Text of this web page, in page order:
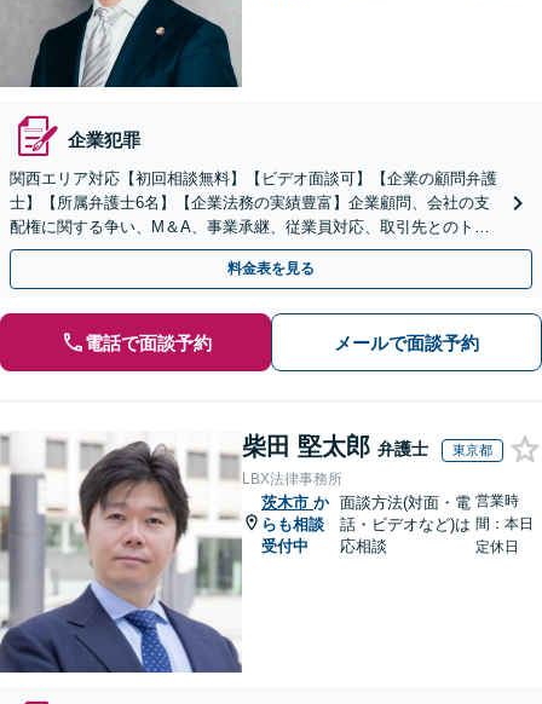
企業犯罪
関西エリア対応【初回相談無料】【ビデオ面談可】【企業の顧問弁護
士】【所属弁護士6名】【企業法務の実績豊富】企業顧問、会社の支
配権に関する争い、M＆A、事業承継、従業員対応、取引先とのトラ
ブル、債権回収等につき豊富な対応実績
料金表を見る
電話で面談予約 メールで面談予約
柴田 堅太郎 弁護士 東京都
LBX法律事務所
茨木市 か
らも相談
受付中
面談方法(対面・電
話・ビデオなど)は
応相談
営業時
間：本日
定休日